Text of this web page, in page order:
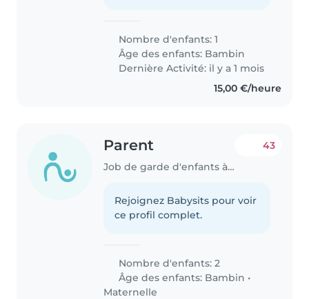
Nombre d'enfants: 1
Âge des enfants: Bambin
Dernière Activité: il y a 1 mois
15,00 €/heure
Parent
Job de garde d'enfants à Schuttrange
43
Rejoignez Babysits pour voir
ce profil complet.
Nombre d'enfants: 2
Âge des enfants: Bambin •
Maternelle